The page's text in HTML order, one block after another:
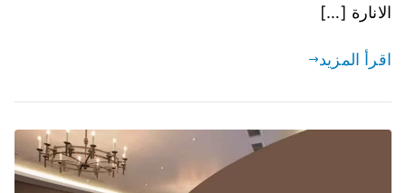
الانارة […]
اقرأ المزيد